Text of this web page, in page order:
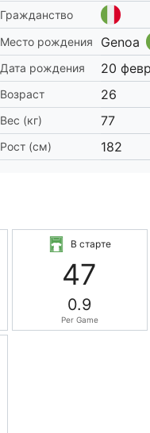
Гражданство
Место рождения
Genoa
Дата рождения 20
Возраст 26
Вес (кг) 77
Рост (см) 182
В старте
47
0.9
Per Game